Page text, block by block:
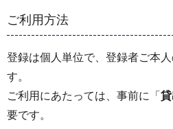
ご利用方法
登録は個人単位で、登録者ご本
す。
ご利用にあたっては、事前に「
要です。